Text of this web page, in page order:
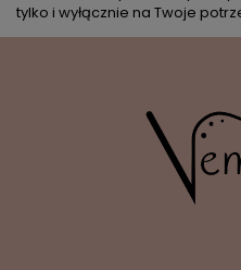
tylko i wyłącznie na Twoje